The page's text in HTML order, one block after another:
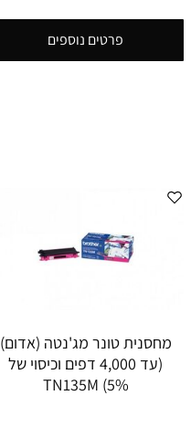
פרטים נוספים
מחסנית טונר מג'נטה (אדום)
(עד 4,000 דפים וכיסוי של
5%) TN135M